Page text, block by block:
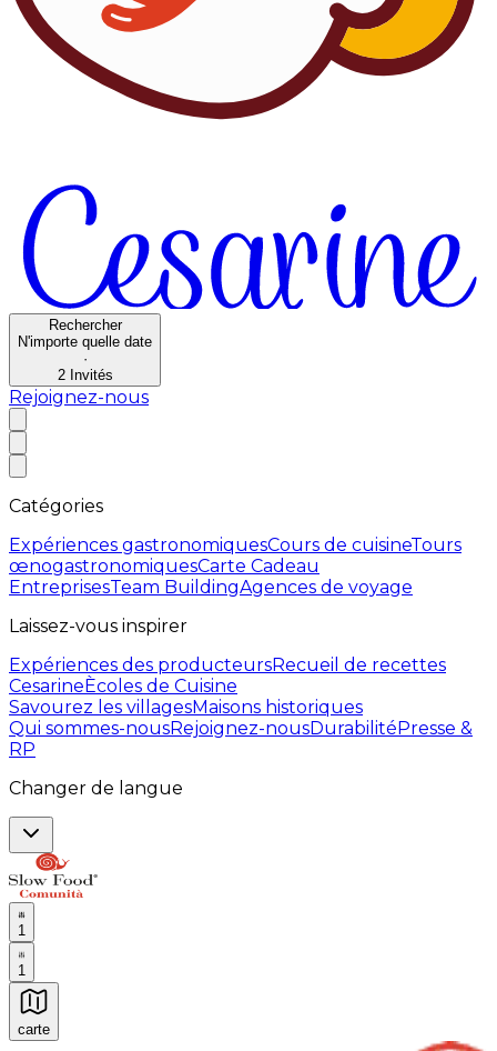
Rechercher
N'importe quelle date
·
2 Invités
Rejoignez-nous
Catégories
Expériences gastronomiquesCours de cuisineTours
œnogastronomiquesCarte Cadeau
EntreprisesTeam BuildingAgences de voyage
Laissez-vous inspirer
Expériences des producteursRecueil de recettes
CesarineÈcoles de Cuisine
Savourez les villagesMaisons historiques
Qui sommes-nousRejoignez-nousDurabilitéPresse &
RP
Changer de langue
1
1
carte